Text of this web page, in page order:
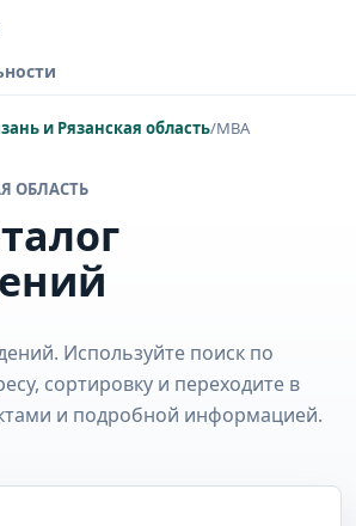
и Рязанская область/MBA
ОБЛАСТЬ
Используйте поиск по
сортировку и переходите в
и подробной информацией.